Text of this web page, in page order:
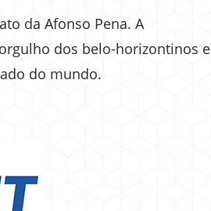
da Afonso Pena. A
dos belo-horizontinos e
do mundo.